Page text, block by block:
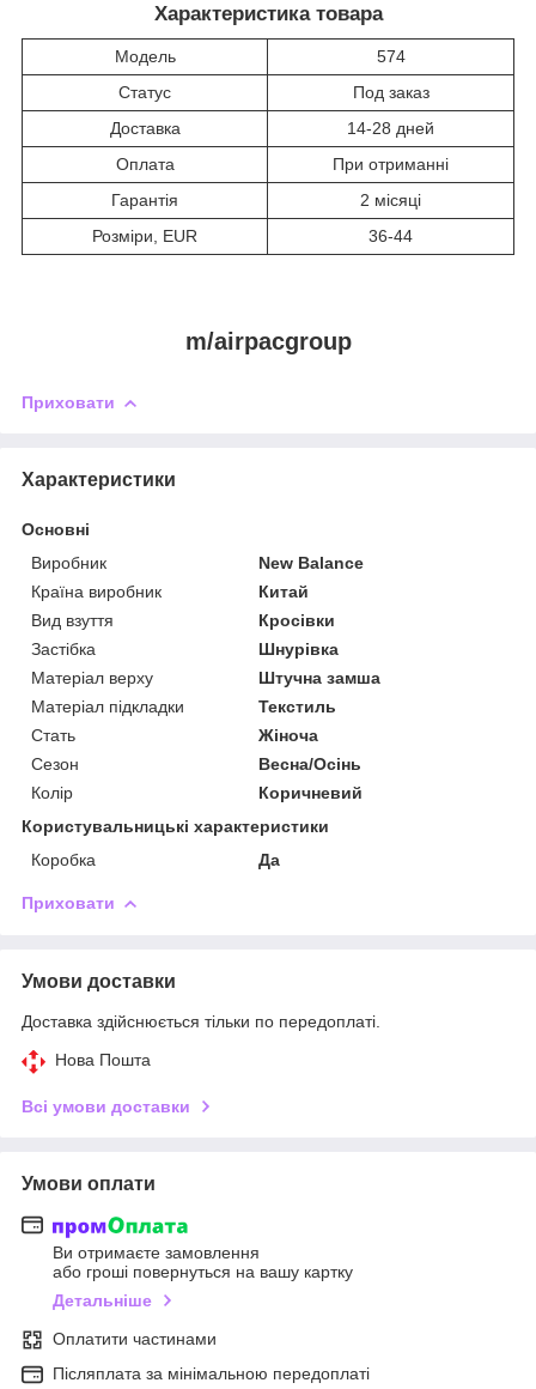
Характеристика товара
Модель
574
Статус
Под заказ
Доставка
14-28 дней
Оплата
При отриманні
Гарантія
2 місяці
Розміри, EUR
36-44
m/airpacgroup
Приховати
Характеристики
Основні
Виробник
New Balance
Країна виробник
Китай
Вид взуття
Кросівки
Застібка
Шнурівка
Матеріал верху
Штучна замша
Матеріал підкладки
Текстиль
Стать
Жіноча
Сезон
Весна/Осінь
Колір
Коричневий
Користувальницькі характеристики
Коробка
Да
Приховати
Умови доставки
Доставка здійснюється тільки по передоплаті.
Нова Пошта
Всі умови доставки
Умови оплати
Ви отримаєте замовлення
або гроші повернуться на вашу картку
Детальніше
Оплатити частинами
Післяплата за мінімальною передоплаті